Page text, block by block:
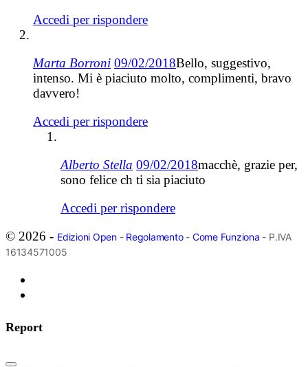
Accedi per rispondere
Marta Borroni 09/02/2018Bello, suggestivo,
intenso. Mi è piaciuto molto, complimenti, bravo
davvero!
Accedi per rispondere
Alberto Stella 09/02/2018macchè, grazie per,
sono felice ch ti sia piaciuto
Accedi per rispondere
© 2026 - Edizioni Open- Regolamento- Come Funziona - P.IVA
16134571005
Report